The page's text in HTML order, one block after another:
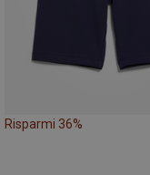
Risparmi 36%